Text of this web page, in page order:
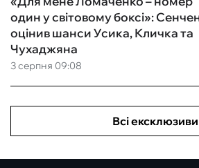
3 серпня 09:08
один у світовому боксі»:
оцінив шанси Усика, Кличка та
Чухаджяна
Всі ексклюзиви